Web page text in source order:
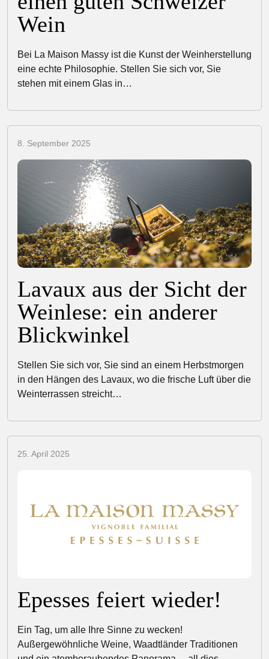
Wein
Bei La Maison Massy ist die Kunst der Weinherstellung
eine echte Philosophie. Stellen Sie sich vor, Sie
stehen mit einem Glas in…
8. September 2025
Lavaux aus der Sicht der
Weinlese: ein anderer
Blickwinkel
Stellen Sie sich vor, Sie sind an einem Herbstmorgen
in den Hängen des Lavaux, wo die frische Luft über die
Weinterrassen streicht…
25. April 2025
Epesses feiert wieder!
Ein Tag, um alle Ihre Sinne zu wecken!
Außergewöhnliche Weine, Waadtländer Traditionen